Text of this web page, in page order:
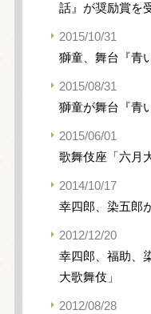
話』が奨励賞を
2015/10/31
獅童、舞台『青
2015/08/31
獅童が舞台『青
2015/06/01
歌舞伎座「六月
2014/10/17
幸四郎、染五郎
2012/12/20
幸四郎、福助、
大歌舞伎」
2012/08/28